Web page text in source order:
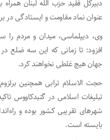
دبیرکل فقید حزب الله لبنان
عنوان نماد مقاومت و ایستادگی در
وی، دیپلماسی، میدان و مردم
افزود: تا زمانی که این سه ضلع
جهان هیچ غلطی نخواهند کرد.
حجت الاسلام ترابی همچنین
تبلیغات اسلامی در گنبدکاووس
شهرهای تقریبی کشور بوده و
بایسته است.